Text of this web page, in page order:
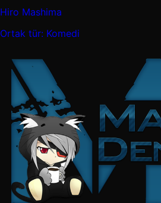
Hiro Mashima
Ortak tür: Komedi